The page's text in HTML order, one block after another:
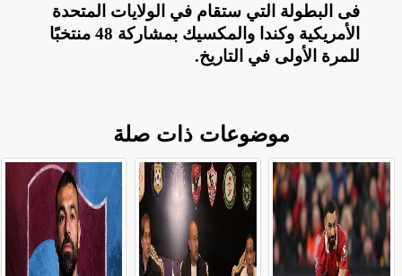
فى البطولة التي ستقام في الولايات المتحدة
الأمريكية وكندا والمكسيك بمشاركة 48 منتخبًا
للمرة الأولى في التاريخ.
موضوعات ذات صلة